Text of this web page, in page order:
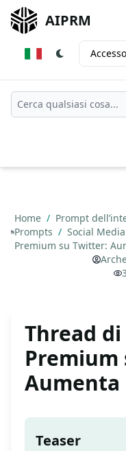
AIPRM
Accesso
Home / Prompt
Prompts / Social
Premium su Twitter:
Thread
Aumenta
Teaser